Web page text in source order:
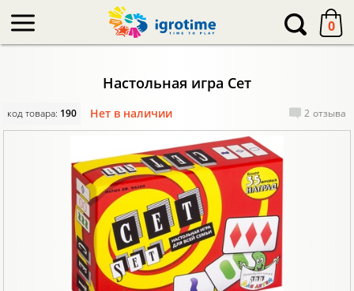
0
Настольная игра Сет
код товара: 190 Нет в наличии 2 отзыва